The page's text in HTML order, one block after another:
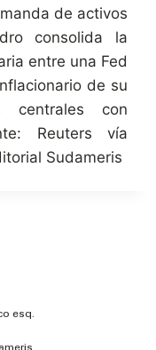
de activos
consolida la
entre una Fed
de su
centrales con
Reuters vía
Sudameris
esq.